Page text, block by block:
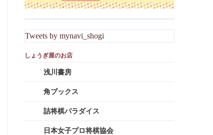
Tweets by mynavi_shogi
浅川書房
角ブックス
詰将棋パラダイス
日本女子プロ将棋協会